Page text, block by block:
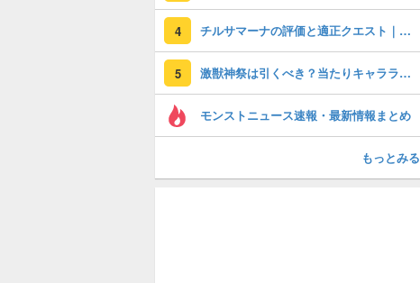
4 チルサマーナの評価と適正クエスト｜どっちがおすすめ？
5 激獣神祭は引くべき？当たりキャラランキング
モンストニュース速報・最新情報まとめ
もっとみる